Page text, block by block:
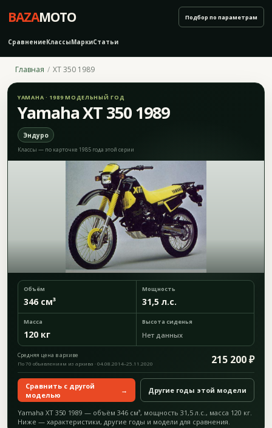
BAZAMOTO
СравнениеКлассыМаркиСтатьи
Подбор по параметрам
Главная XT 350 1989
YAMAHA · 1989 МОДЕЛЬНЫЙ ГОД
Yamaha XT 350 1989
Эндуро
Классы — по карточке 1985 года этой серии
Объём
346 см³
Мощность
31,5 л.с.
Масса
120 кг
Высота сиденья
Нет данных
Средняя цена в архиве 215 200 ₽
По 70 объявлениям из архива · 04.08.2014–25.11.2020
Сравнить с другой
моделью
→ Другие годы этой модели
Yamaha XT 350 1989 — объём 346 см³, мощность 31,5 л.с., масса 120 кг.
Ниже — характеристики, другие годы и модели для сравнения.